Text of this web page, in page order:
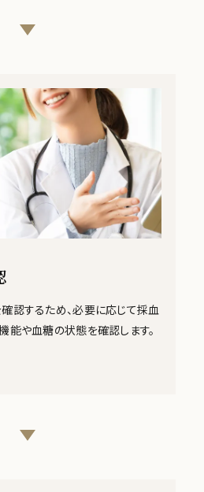
認するため、必要に応じて採血
能や血糖の状態を確認します。